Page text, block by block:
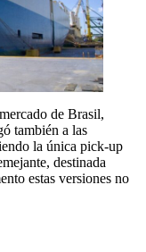
de Brasil,
también a las
la única pick-up
destinada
estas versiones no